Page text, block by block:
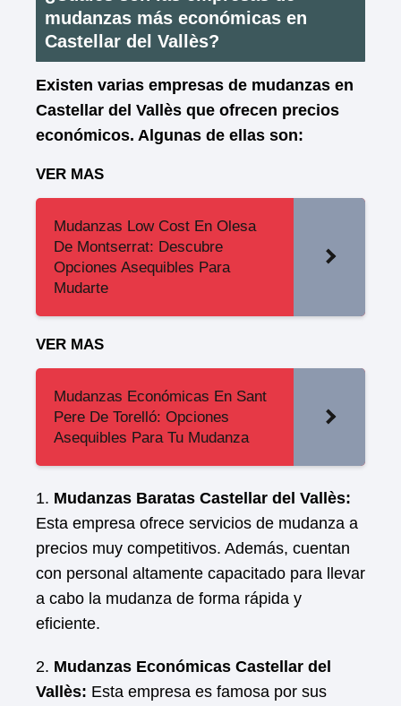
mudanzas más económicas en
Castellar del Vallès?
Existen varias empresas de mudanzas en
Castellar del Vallès que ofrecen precios
económicos. Algunas de ellas son:
VER MAS
Mudanzas Low Cost En Olesa
De Montserrat: Descubre
Opciones Asequibles Para
Mudarte
VER MAS
Mudanzas Económicas En Sant
Pere De Torelló: Opciones
Asequibles Para Tu Mudanza
1. Mudanzas Baratas Castellar del Vallès:
Esta empresa ofrece servicios de mudanza a
precios muy competitivos. Además, cuentan
con personal altamente capacitado para llevar
a cabo la mudanza de forma rápida y
eficiente.
2. Mudanzas Económicas Castellar del
Vallès: Esta empresa es famosa por sus